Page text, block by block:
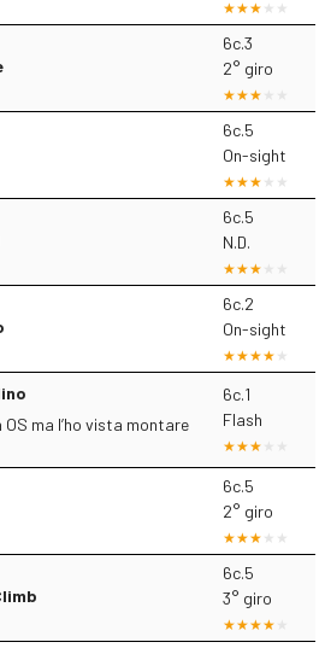
6c.3
2° giro
6c.5
On-sight
6c.5
N.D.
6c.2
On-sight
ma l’ho vista montare
6c.1
Flash
6c.5
2° giro
6c.5
3° giro